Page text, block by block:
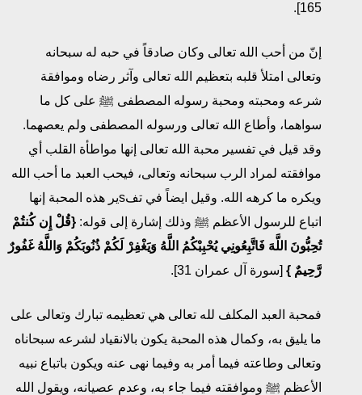
165].
إنّ من أحب الله تعالى وكان صادقاً في حبه له سبحانه
وتعالى امتلأ قلبه بتعظيم الله تعالى وآثر رضاه وموافقة
شرعه ومحبته ومحبة رسوله المصطفى ﷺ على كل ما
سواهما، وأطاع الله تعالى ورسوله المصطفى ولم يعصهما.
وقد قيل في تفسير محبة الله تعالى إنها مواطأة القلب أي
موافقته لمراد الرب سبحانه وتعالى، فيحب العبد ما أحب الله
ويكره ما كرهه الله. وقيل ايضاً في تفsير هذه المحبة إنها
اتباع للرسول الأعظم ﷺ وذلك إشارة إلى قوله: {قُلْ إِن كُنتُمْ
تُحِبُّونَ اللَّهَ فَاتَّبِعُونِي يُحْبِبْكُمُ اللَّهُ وَيَغْفِرْ لَكُمْ ذُنُوبَكُمْ وَاللَّهُ غَفُورٌ
رَّحِيمٌ } [سورة آل عمران 31].
فمحبة العبد المكلف لله تعالى هي تعظيمه تبارك وتعالى على
ما يليق به، وكمال هذه المحبة يكون بالانقياد لشرعه سبحاناه
وتعالى وطاعته فيما أمر به وفيما نهى عنه ويكون باتباع نبيه
الأعظم ﷺ وموافقته فيما جاء به، وعدم عصيانه، ويقول الله